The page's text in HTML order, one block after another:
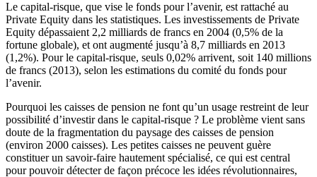
Le capital-risque, que vise le fonds pour l’avenir, est rattaché au
Private Equity dans les statistiques. Les investissements de Private
Equity dépassaient 2,2 milliards de francs en 2004 (0,5% de la
fortune globale), et ont augmenté jusqu’à 8,7 milliards en 2013
(1,2%). Pour le capital-risque, seuls 0,02% arrivent, soit 140 millions
de francs (2013), selon les estimations du comité du fonds pour
l’avenir.
Pourquoi les caisses de pension ne font qu’un usage restreint de leur
possibilité d’investir dans le capital-risque ? Le problème vient sans
doute de la fragmentation du paysage des caisses de pension
(environ 2000 caisses). Les petites caisses ne peuvent guère
constituer un savoir-faire hautement spécialisé, ce qui est central
pour pouvoir détecter de façon précoce les idées révolutionnaires,